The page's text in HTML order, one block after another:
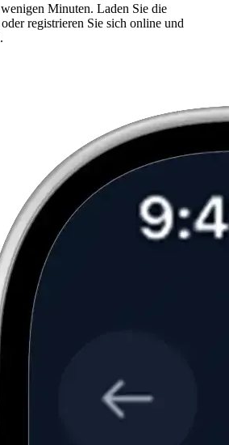
Minuten. Laden Sie die
registrieren Sie sich online und